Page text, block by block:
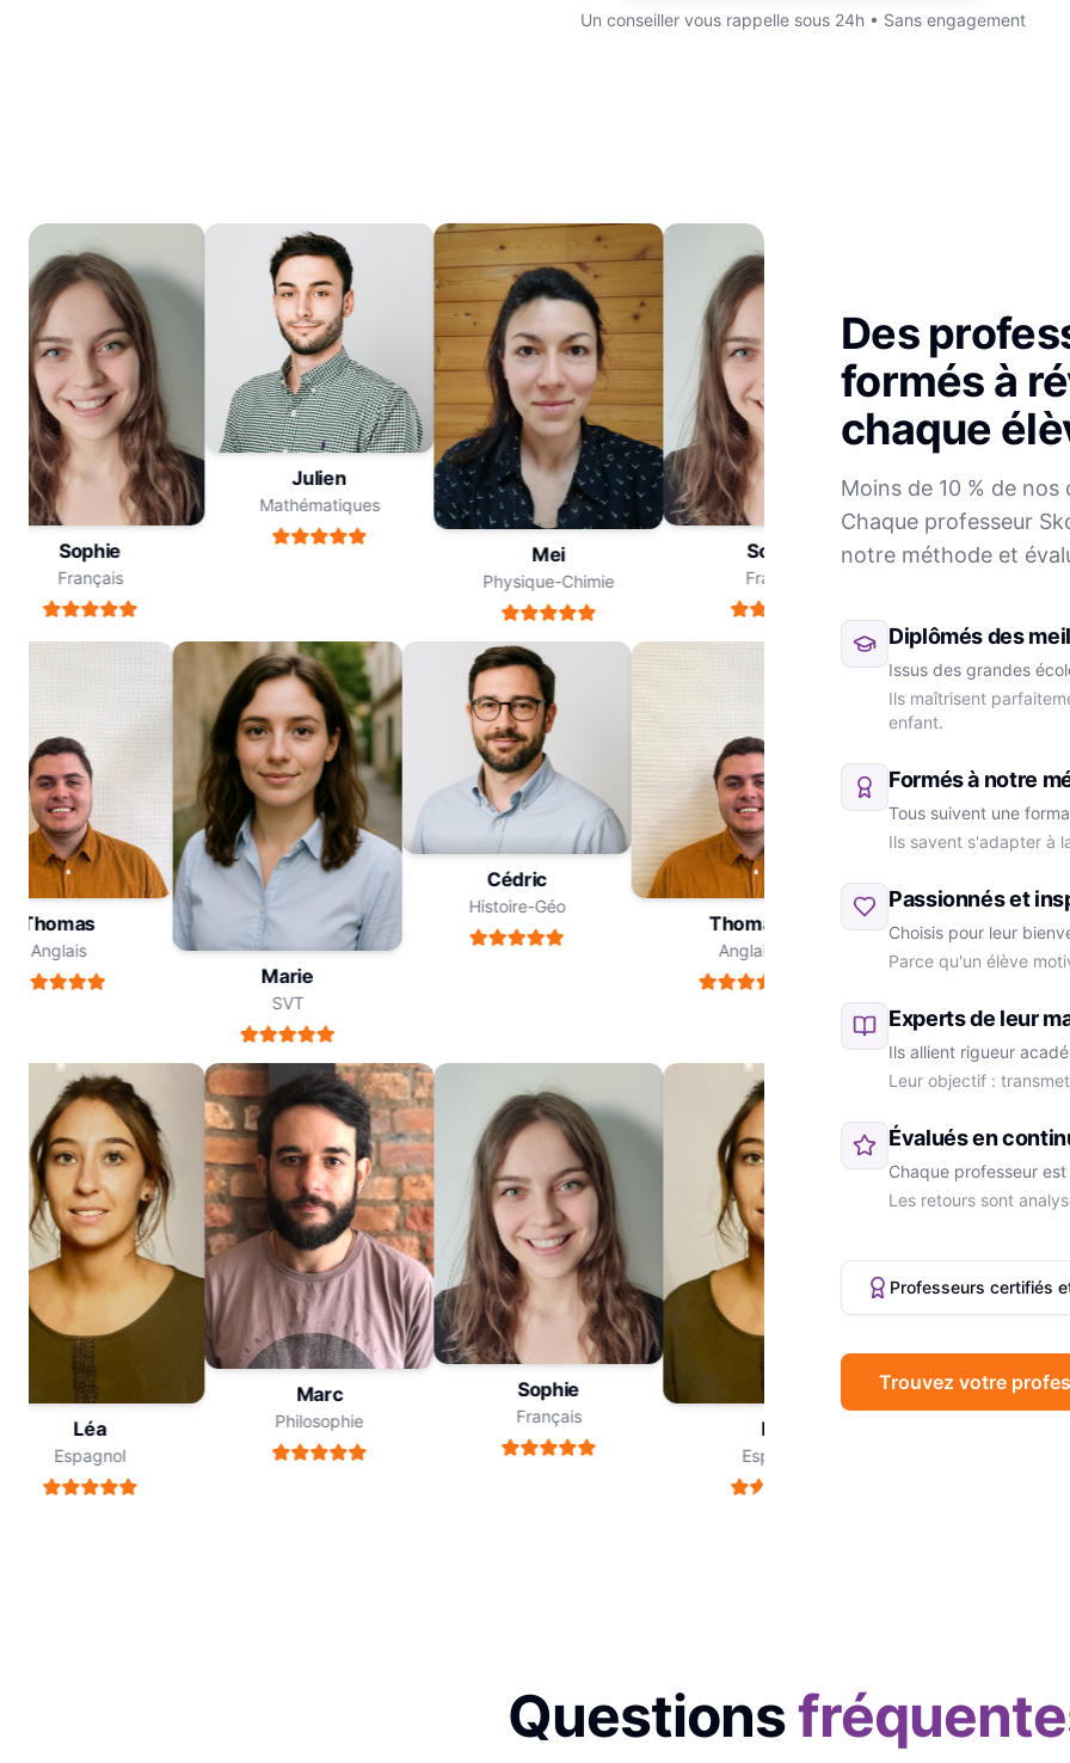
Un conseiller vous rappelle sous 24h • Sans engagement
Sophie
Français
Julien
Mathématiques
Mei
Physique-Chimie
Sophie
Français
Julien
Thomas
Anglais
Marie
SVT
Cédric
Histoire-Géo
Thomas
Anglais
Marie
Léa
Espagnol
Marc
Philosophie
Sophie
Français Léa
Espagnol
Marc
Des
formés à
chaque
Moins de 10 % de
Chaque professeur
notre méthode et
Diplômés des
Issus des grandes
Ils maîtrisent
enfant.
Formés à notre
Tous suivent une
Ils savent s'adapter à
Passionnés et
Choisis pour leur
Parce qu'un élève
Experts de leur
Ils allient rigueur
Leur objectif :
Évalués en
Chaque professeur
Les retours sont
Professeurs certifiés
Trouvez votre
Questions